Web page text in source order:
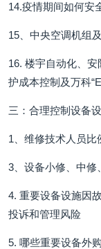
14.疫情期间如何安
15、中央空调机组
16. 楼宇自动化、
护成本控制及万科
三：合理控制设备
1、维修技术人员比
3、设备小修、中修
4. 重要设备设施因
投诉和管理风险
5. 哪些重要设备外